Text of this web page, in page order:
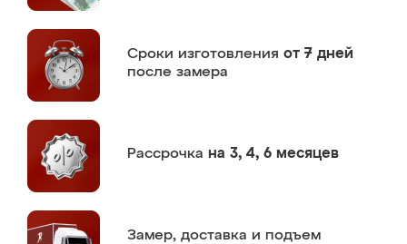
Сроки изготовления от 7 дней
после замера
Рассрочка на 3, 4, 6 месяцев
Замер, доставка и подъем